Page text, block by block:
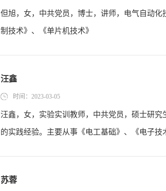
但旭，女，中共党员，博士，讲师，电气自动
制技术》、《单片机技术》
汪鑫
时间：2023-03-05
汪鑫，女，实验实训教师，中共党员，硕士研
的实践经验。主要从事《电工基础》、《电子技
苏蓉